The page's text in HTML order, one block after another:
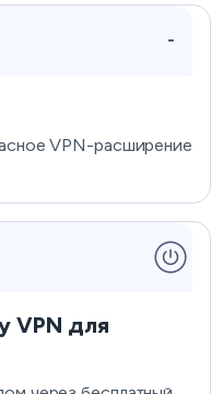
VPN-расширение
VPN для